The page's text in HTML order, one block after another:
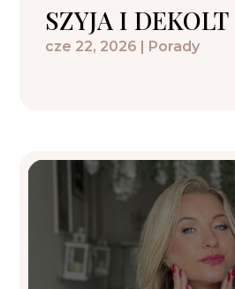
SZYJA I DEKOLT
cze 22, 2026 | Porady